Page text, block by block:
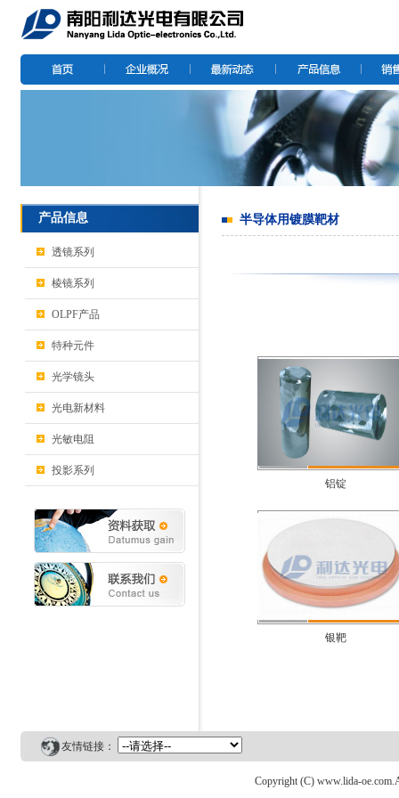
产品信息
透镜系列
棱镜系列
OLPF产品
特种元件
光学镜头
光电新材料
光敏电阻
投影系列
半导体用镀膜靶材
铝锭
银靶
友情链接：
Copyright (C) www.lida-